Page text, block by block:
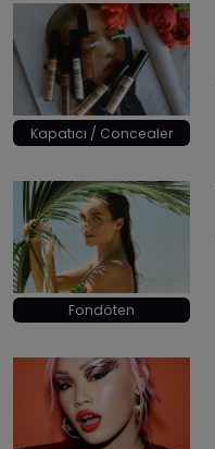
Kapatıcı / Concealer
Fondöten